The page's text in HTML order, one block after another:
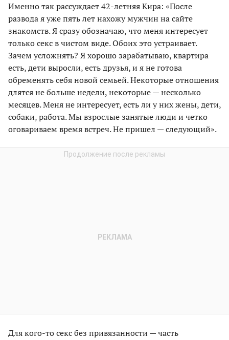
Именно так рассуждает 42-летняя Кира: «После
развода я уже пять лет нахожу мужчин на сайте
знакомств. Я сразу обозначаю, что меня интересует
только секс в чистом виде. Обоих это устраивает.
Зачем усложнять? Я хорошо зарабатываю, квартира
есть, дети выросли, есть друзья, и я не готова
обременять себя новой семьей. Некоторые отношения
длятся не больше недели, некоторые — несколько
месяцев. Меня не интересует, есть ли у них жены, дети,
собаки, работа. Мы взрослые занятые люди и четко
оговариваем время встреч. Не пришел — следующий».
Для кого-то секс без привязанности — часть